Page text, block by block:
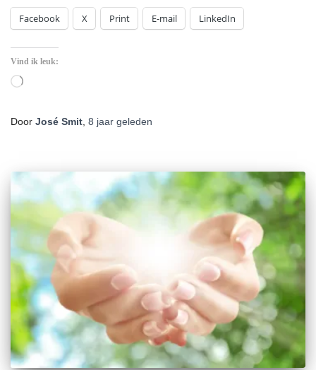
Facebook X Print E-mail LinkedIn
Vind ik leuk:
Aan
Door José Smit 8 jaar geleden